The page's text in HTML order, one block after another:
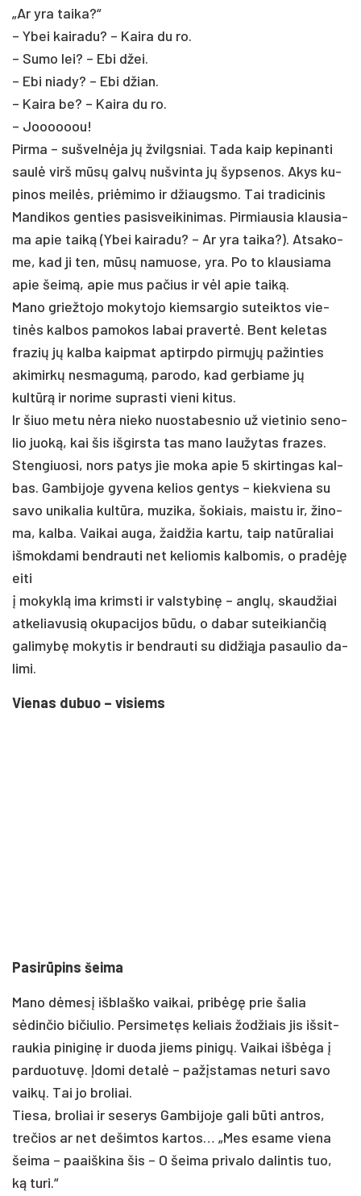
„Ar yra tai­ka?“
– Ybei kai­ra­du? – Kai­ra du ro.
– Su­mo lei? – Ebi džei.
– Ebi nia­dy? – Ebi džian.
– Kai­ra be? – Kai­ra du ro.
– Joooooou!
Pir­ma – su­švelnė­ja jų žvilgs­niai. Ta­da kaip ke­pi­nan­ti
saulė virš mūsų galvų nu­švin­ta jų šyp­se­nos. Akys ku­
pi­nos meilės, pri­ėmi­mo ir džiaugs­mo. Tai tra­di­ci­nis
Man­di­kos gen­ties pa­si­svei­ki­ni­mas. Pir­miau­sia klau­sia­
ma apie taiką (Ybei kai­ra­du? – Ar yra tai­ka?). At­sa­ko­
me, kad ji ten, mūsų na­muo­se, yra. Po to klau­sia­ma
apie šeimą, apie mus pa­čius ir vėl apie taiką.
Ma­no griež­to­jo mo­ky­to­jo kiem­sar­gio su­teik­tos vie­
tinės kal­bos pa­mo­kos la­bai pra­vertė. Bent ke­le­tas
fra­zių jų kal­ba kaip­mat ap­tirp­do pirmųjų pa­žin­ties
aki­mirkų ne­sma­gumą, pa­ro­do, kad ger­bia­me jų
kultūrą ir no­ri­me su­pras­ti vie­ni ki­tus.
Ir šiuo me­tu nėra nie­ko nuo­sta­bes­nio už vie­ti­nio se­no­
lio juoką, kai šis iš­girs­ta tas ma­no lau­žy­tas fra­zes.
Sten­giuo­si, nors pa­tys jie mo­ka apie 5 skir­tin­gas kal­
bas. Gam­bi­jo­je gy­ve­na ke­lios gen­tys – kiek­vie­na su
sa­vo uni­ka­lia kultū­ra, mu­zi­ka, šo­kiais, mais­tu ir, ži­no­
ma, kal­ba. Vai­kai au­ga, žaid­žia kar­tu, taip natū­ra­liai
iš­mok­da­mi bend­rau­ti net ke­lio­mis kal­bo­mis, o pra­dėję
ei­ti
į mo­kyklą ima krims­ti ir vals­ty­binę – anglų, skaud­žiai
at­ke­lia­vu­sią oku­pa­ci­jos būdu, o da­bar su­tei­kian­čią
ga­li­mybę mo­ky­tis ir bend­rau­ti su did­žią­ja pa­sau­lio da­
li­mi.
Vie­nas du­buo – vi­siems
Pa­sirū­pins šei­ma
Ma­no dėmesį išb­laš­ko vai­kai, pri­bėgę prie ša­lia
sėdin­čio bi­čiu­lio. Per­si­metęs ke­liais žod­žiais jis iš­sit­
rau­kia pi­ni­ginę ir duo­da jiems pi­nigų. Vai­kai išbė­ga į
par­duo­tuvę. Įdo­mi de­talė – pa­žįsta­mas ne­tu­ri sa­vo
vaikų. Tai jo bro­liai.
Tie­sa, bro­liai ir se­se­rys Gam­bi­jo­je ga­li būti ant­ros,
tre­čios ar net de­šim­tos kar­tos… „Mes esa­me vie­na
šei­ma – paaiš­ki­na šis – O šei­ma pri­va­lo da­lin­tis tuo,
ką tu­ri.“